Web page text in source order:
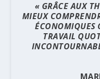
« GRÂCE AUX
MIEUX
ÉCONOMIQUES
TRAVAIL